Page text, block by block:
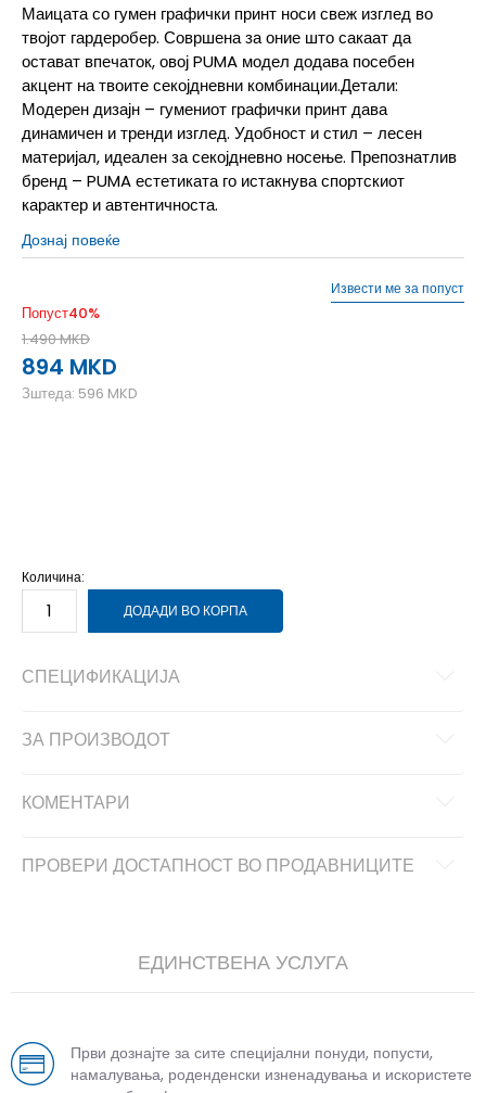
Маицата со гумен графички принт носи свеж изглед во
твојот гардеробер. Совршена за оние што сакаат да
остават впечаток, овој PUMA модел додава посебен
акцент на твоите секојдневни комбинации.Детали:
Модерен дизајн – гумениот графички принт дава
динамичен и тренди изглед. Удобност и стил – лесен
материјал, идеален за секојдневно носење. Препознатлив
бренд – PUMA естетиката го истакнува спортскиот
карактер и автентичноста.
Дознај повеќе
Попуст40%
1.490MKD
894 MKD
Зштеда: 596 MKD
Извести ме за попуст
Количина:
ДОДАДИ ВО КОРПА
СПЕЦИФИКАЦИЈА
ЗА ПРОИЗВОДОТ
КОМЕНТАРИ
ПРОВЕРИ ДОСТАПНОСТ ВО ПРОДАВНИЦИТЕ
ЕДИНСТВЕНА УСЛУГА
Први дознајте за сите специјални понуди, попусти,
намалувања, роденденски изненадувања и искористете